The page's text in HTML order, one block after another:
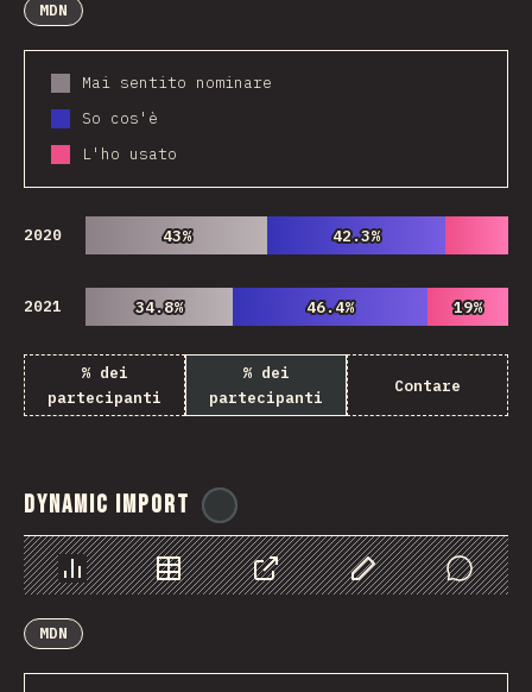
MDN
Mai sentito nominare
So cos'è
L'ho usato
2020 43%
43% 42.3%
42.3%
2021 34.8%
34.8% 46.4%
46.4% 19%
19%
% dei
partecipanti
% dei
partecipanti
Contare
Dynamic Import
Grafico Dati CondividerePersonalizza i dati
Comments
MDN